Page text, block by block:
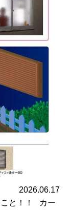
2026.06.17
こと！！ カー